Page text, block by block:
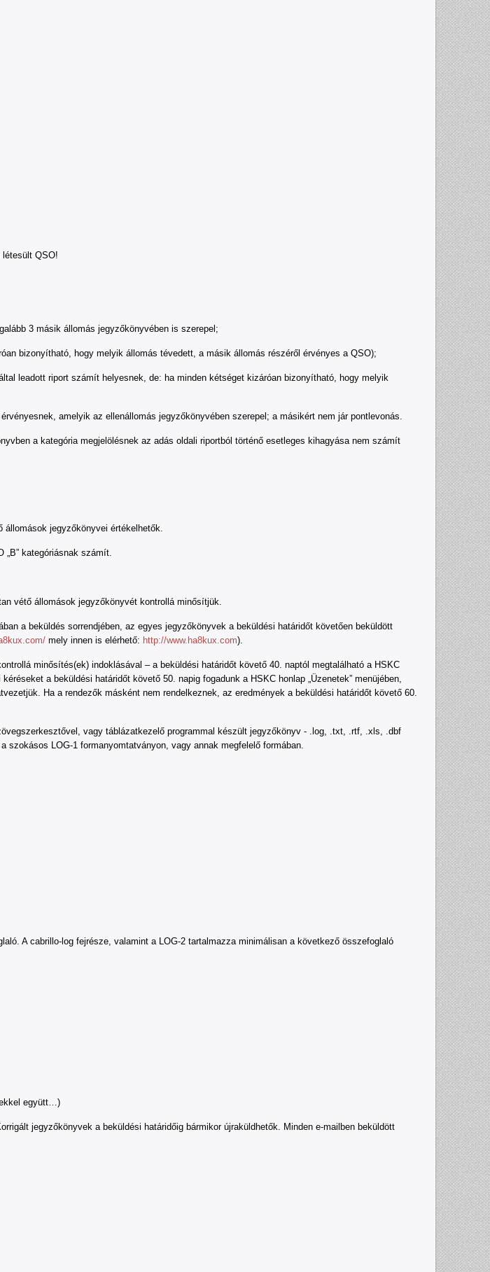
QSO!
3 másik állomás jegyzőkönyvében is szerepel;
hogy melyik állomás tévedett, a másik állomás részéről érvényes a QSO);
riport számít helyesnek, de: ha minden kétséget kizáróan bizonyítható, hogy melyik
amelyik az ellenállomás jegyzőkönyvében szerepel; a másikért nem jár pontlevonás.
a kategória megjelölésnek az adás oldali riportból történő esetleges kihagyása nem számít
jegyzőkönyvei értékelhetők.
kategóriásnak számít.
állomások jegyzőkönyvét kontrollá minősítjük.
a beküldés sorrendjében, az egyes jegyzőkönyvek a beküldési határidőt követően beküldött
mely innen is elérhető: http://www.ha8kux.com).
minősítés(ek) indoklásával – a beküldési határidőt követő 40. naptól megtalálható a HSKC
a beküldési határidőt követő 50. napig fogadunk a HSKC honlap „Üzenetek” menüjében,
Ha a rendezők másként nem rendelkeznek, az eredmények a beküldési határidőt követő 60.
vagy táblázatkezelő programmal készült jegyzőkönyv - .log, .txt, .rtf, .xls, .dbf
LOG-1 formanyomtatványon, vagy annak megfelelő formában.
A cabrillo-log fejrésze, valamint a LOG-2 tartalmazza minimálisan a következő összefoglaló
együtt…)
jegyzőkönyvek a beküldési határidőig bármikor újraküldhetők. Minden e-mailben beküldött